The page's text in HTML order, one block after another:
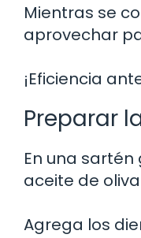
Mientras se
aprovechar
¡Eficiencia
Preparar
En una
aceite de
Agrega los